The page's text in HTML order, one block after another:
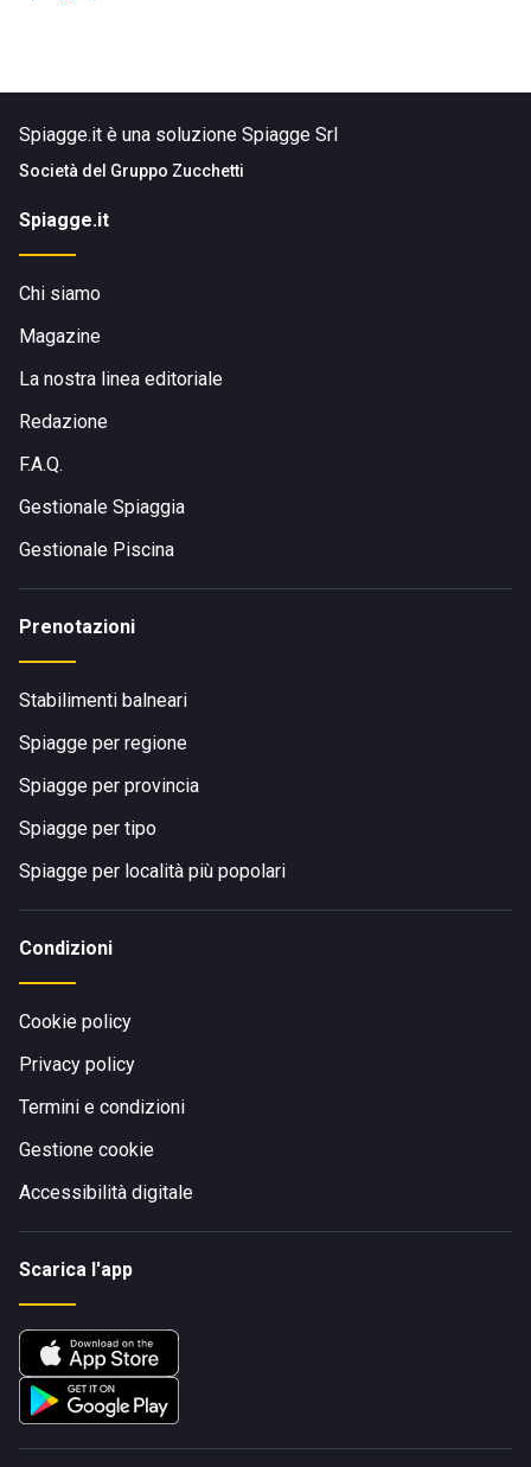
Spiagge.it è una soluzione Spiagge Srl
Società del Gruppo Zucchetti
Spiagge.it
Chi siamo
Magazine
La nostra linea editoriale
Redazione
F.A.Q.
Gestionale Spiaggia
Gestionale Piscina
Prenotazioni
Stabilimenti balneari
Spiagge per regione
Spiagge per provincia
Spiagge per tipo
Spiagge per località più popolari
Condizioni
Cookie policy
Privacy policy
Termini e condizioni
Gestione cookie
Accessibilità digitale
Scarica l'app